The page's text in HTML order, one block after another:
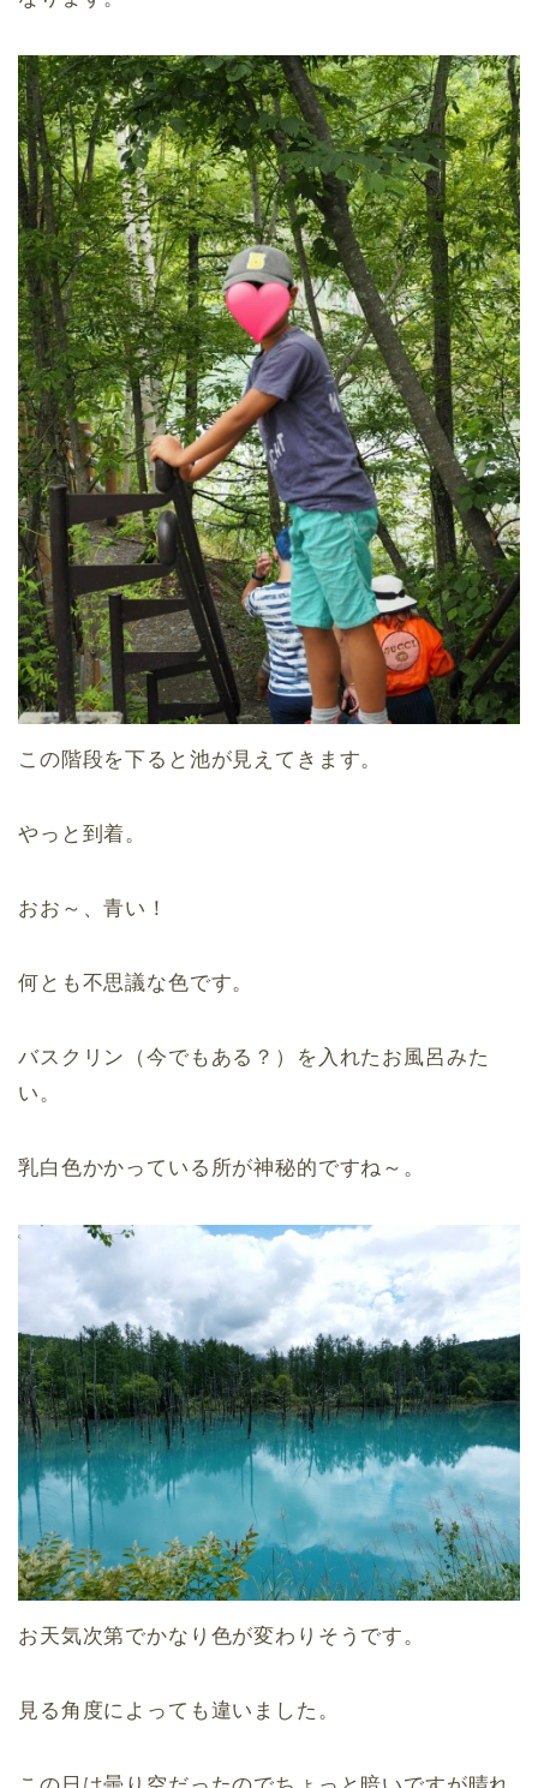
この階段を下ると池が見えてきます。
やっと到着。
おお～、青い！
何とも不思議な色です。
バスクリン（今でもある？）を入れたお風呂みた
い。
乳白色かかっている所が神秘的ですね～。
お天気次第でかなり色が変わりそうです。
見る角度によっても違いました。